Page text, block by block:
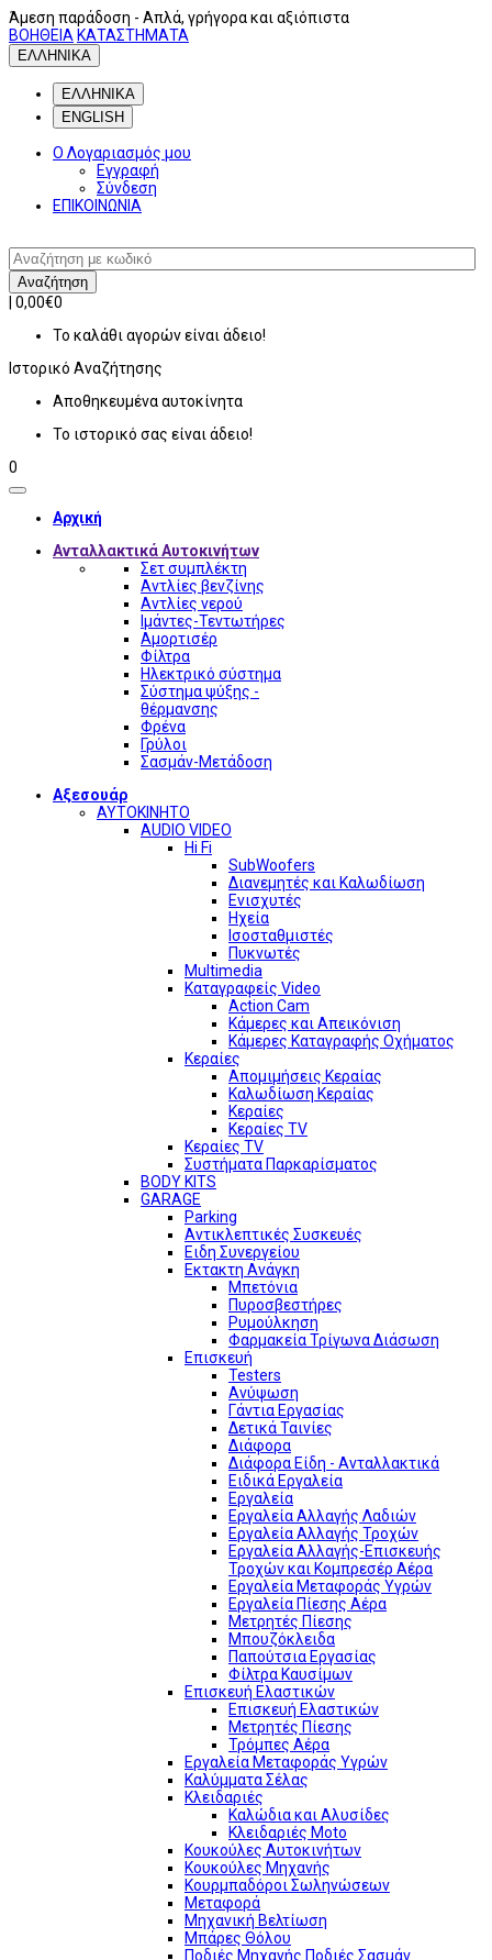
Άμεση παράδοση - Απλά, γρήγορα και αξιόπιστα
ΒΟΗΘΕΙΑ ΚΑΤΑΣΤΗΜΑΤΑ
ΕΛΛΗΝΙΚΑ
ΕΛΛΗΝΙΚΑ
ENGLISH
Ο Λογαριασμός μου
Εγγραφή
Σύνδεση
ΕΠΙΚΟΙΝΩΝΙΑ
Αναζήτηση
0,00€0
Το καλάθι αγορών είναι άδειο!
Ιστορικό Αναζήτησης
Αποθηκευμένα αυτοκίνητα
Το ιστορικό σας είναι άδειο!
0
Αρχική
Ανταλλακτικά Αυτοκινήτων
Σετ συμπλέκτη
Αντλίες βενζίνης
Αντλίες νερού
Ιμάντες-Τεντωτήρες
Αμορτισέρ
Φίλτρα
Ηλεκτρικό σύστημα
Σύστημα ψύξης -
θέρμανσης
Φρένα
Γρύλοι
Σασμάν-Μετάδοση
Αξεσουάρ
ΑΥΤΟΚΙΝΗΤΟ
AUDIO VIDEO
Hi Fi
SubWoofers
Διανεμητές και Καλωδίωση
Ενισχυτές
Ηχεία
Ισοσταθμιστές
Πυκνωτές
Multimedia
Καταγραφείς Video
Action Cam
Κάμερες και Απεικόνιση
Κάμερες Καταγραφής Οχήματος
Κεραίες
Απομιμήσεις Κεραίας
Καλωδίωση Κεραίας
Κεραίες
Κεραίες TV
Κεραίες TV
Συστήματα Παρκαρίσματος
BODY KITS
GARAGE
Parking
Αντικλεπτικές Συσκευές
Ειδη Συνεργείου
Εκτακτη Ανάγκη
Μπετόνια
Πυροσβεστήρες
Ρυμούλκηση
Φαρμακεία Τρίγωνα Διάσωση
Επισκευή
Testers
Ανύψωση
Γάντια Εργασίας
Δετικά Ταινίες
Διάφορα
Διάφορα Είδη - Ανταλλακτικά
Ειδικά Εργαλεία
Εργαλεία
Εργαλεία Αλλαγής Λαδιών
Εργαλεία Αλλαγής Τροχών
Εργαλεία Αλλαγής-Επισκευής
Τροχών και Κομπρεσέρ Αέρα
Εργαλεία Μεταφοράς Υγρών
Εργαλεία Πίεσης Αέρα
Μετρητές Πίεσης
Μπουζόκλειδα
Παπούτσια Εργασίας
Φίλτρα Καυσίμων
Επισκευή Ελαστικών
Επισκευή Ελαστικών
Μετρητές Πίεσης
Τρόμπες Αέρα
Εργαλεία Μεταφοράς Υγρών
Καλύμματα Σέλας
Κλειδαριές
Καλώδια και Αλυσίδες
Κλειδαριές Moto
Κουκούλες Αυτοκινήτων
Κουκούλες Μηχανής
Κουρμπαδόροι Σωληνώσεων
Μεταφορά
Μηχανική Βελτίωση
Μπάρες Θόλου
Ποδιές Μηχανής Ποδιές Σασμάν